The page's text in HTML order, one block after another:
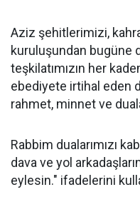
Aziz şehitlerimizi,
kuruluşundan bugüne
teşkilatımızın her
ebediyete irtihal eden
rahmet, minnet ve
Rabbim dualarımızı
dava ve yol
eylesin." ifadelerini